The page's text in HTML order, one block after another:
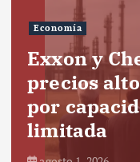
Economía
Exxon y
precios
por
limitada